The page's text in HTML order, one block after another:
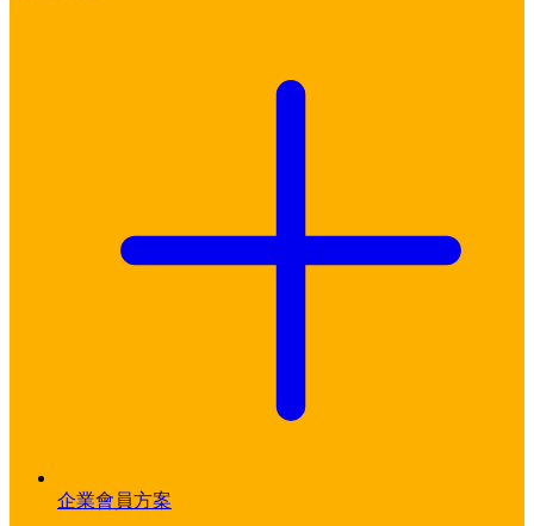
企業會員方案